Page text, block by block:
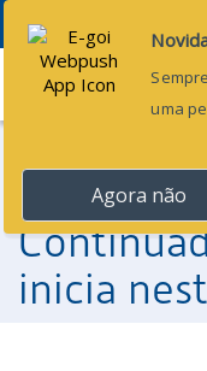
Menu
inicia